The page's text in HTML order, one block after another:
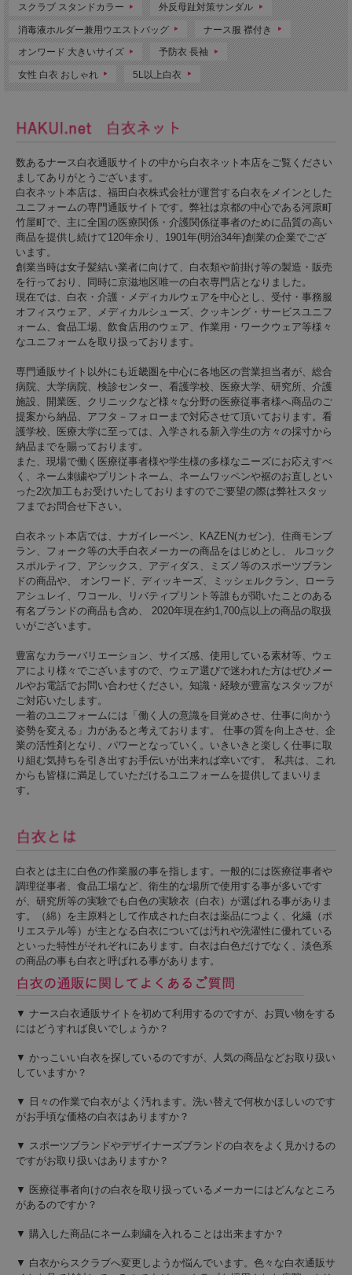
スクラブ スタンドカラー 外反母趾対策サンダル
消毒液ホルダー兼用ウエストバッグ ナース服 襟付き
オンワード 大きいサイズ 予防衣 長袖
女性 白衣 おしゃれ 5L以上白衣
数あるナース白衣通販サイトの中から白衣ネット本店をご覧ください
ましてありがとうございます。
白衣ネット本店は、福田白衣株式会社が運営する白衣をメインとした
ユニフォームの専門通販サイトです。弊社は京都の中心である河原町
竹屋町で、主に全国の医療関係・介護関係従事者のために品質の高い
商品を提供し続けて120年余り、1901年(明治34年)創業の企業でござ
います。
創業当時は女子髪結い業者に向けて、白衣類や前掛け等の製造・販売
を行っており、同時に京滋地区唯一の白衣専門店となりました。
現在では、白衣・介護・メディカルウェアを中心とし、受付・事務服
オフィスウェア、メディカルシューズ、クッキング・サービスユニフ
ォーム、食品工場、飲食店用のウェア、作業用・ワークウェア等様々
なユニフォームを取り扱っております。
専門通販サイト以外にも近畿圏を中心に各地区の営業担当者が、総合
病院、大学病院、検診センター、看護学校、医療大学、研究所、介護
施設、開業医、クリニックなど様々な分野の医療従事者様へ商品のご
提案から納品、アフタ－フォローまで対応させて頂いております。看
護学校、医療大学に至っては、入学される新入学生の方々の採寸から
納品までを賜っております。
また、現場で働く医療従事者様や学生様の多様なニーズにお応えすべ
く、ネーム刺繍やプリントネーム、ネームワッペンや裾のお直しとい
った2次加工もお受けいたしておりますのでご要望の際は弊社スタッ
フまでお問合せ下さい。
白衣ネット本店では、ナガイレーベン、KAZEN(カゼン)、住商モンブ
ラン、フォーク等の大手白衣メーカーの商品をはじめとし、 ルコック
スポルティフ、アシックス、アディダス、ミズノ等のスポーツブラン
ドの商品や、 オンワード、ディッキーズ、ミッシェルクラン、ローラ
アシュレイ、ワコール、リバティプリント等誰もが聞いたことのある
有名ブランドの商品も含め、 2020年現在約1,700点以上の商品の取扱
いがございます。
豊富なカラーバリエーション、サイズ感、使用している素材等、ウェ
アにより様々でございますので、ウェア選びで迷われた方はぜひメー
ルやお電話でお問い合わせください。知識・経験が豊富なスタッフが
ご対応いたします。
一着のユニフォームには「働く人の意識を目覚めさせ、仕事に向かう
姿勢を変える」力があると考えております。 仕事の質を向上させ、企
業の活性剤となり、パワーとなっていく。いきいきと楽しく仕事に取
り組む気持ちを引き出すお手伝いが出来れば幸いです。 私共は、これ
からも皆様に満足していただけるユニフォームを提供してまいりま
す。
白衣とは主に白色の作業服の事を指します。一般的には医療従事者や
調理従事者、食品工場など、衛生的な場所で使用する事が多いです
が、研究所等の実験でも白色の実験衣（白衣）が選ばれる事がありま
す。（綿）を主原料として作成された白衣は薬品につよく、化繊（ポ
リエステル等）が主となる白衣については汚れや洗濯性に優れている
といった特性がそれぞれにあります。白衣は白色だけでなく、淡色系
の商品の事も白衣と呼ばれる事があります。
▼ ナース白衣通販サイトを初めて利用するのですが、お買い物をする
にはどうすれば良いでしょうか？
▼ かっこいい白衣を探しているのですが、人気の商品などお取り扱い
していますか？
▼ 日々の作業で白衣がよく汚れます。洗い替えで何枚かほしいのです
がお手頃な価格の白衣はありますか？
▼ スポーツブランドやデザイナーズブランドの白衣をよく見かけるの
ですがお取り扱いはありますか？
▼ 医療従事者向けの白衣を取り扱っているメーカーにはどんなところ
があるのですか？
▼ 購入した商品にネーム刺繍を入れることは出来ますか？
▼ 白衣からスクラブへ変更しようか悩んでいます。色々な白衣通販サ